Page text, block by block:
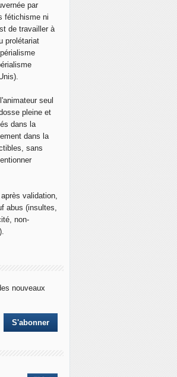
par
fétichisme ni
de travailler à
prolétariat
seul
pleine et
dans la
dans la
sans
validation,
abus (insultes,
non-
nouveaux